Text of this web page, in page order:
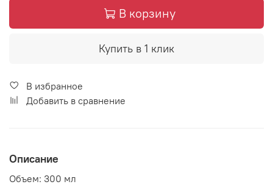
В корзину
Купить в 1 клик
В избранное
Добавить в сравнение
Описание
Объем: 300 мл